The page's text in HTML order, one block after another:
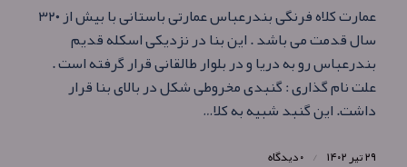
عمارت کلاه‌ فرنگی بندرعباس عمارتی باستانی با بیش از ۳۲۰
سال قدمت می باشد . این بنا در نزدیکی اسکله قدیم
بندرعباس رو به دریا و در بلوار طالقانی قرار گرفته است .
علت نام گذاری : گنبدی مخروطی شکل در بالای بنا قرار
داشت. این گنبد شبیه به کلا…
۲۹ تیر ۱۴۰۲ / ۰ دیدگاه